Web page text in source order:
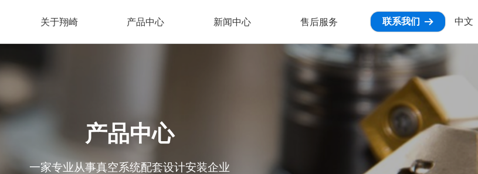
关于翔崎 产品中心 新闻中心 售后服务 联系我们 뀠 中文
ControlType:productSlideBind Error:未将对象引用设置到对象的实例。
产品中心
一家专业从事真空系统配套设计安装企业